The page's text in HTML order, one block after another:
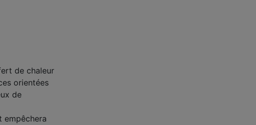
de chaleur
orientées
de
empêchera